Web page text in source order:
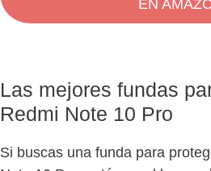
EN
Las mejores fundas
Redmi Note 10 Pro
Si buscas una funda para